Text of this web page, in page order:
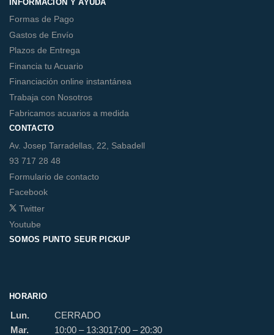
INFORMACIÓN Y AYUDA
Formas de Pago
Gastos de Envío
Plazos de Entrega
Financia tu Acuario
Financiación online instantánea
Trabaja con Nosotros
Fabricamos acuarios a medida
CONTACTO
Av. Josep Tarradellas, 22, Sabadell
93 717 28 48
Formulario de contacto
Facebook
Twitter
Youtube
SOMOS PUNTO SEUR PICKUP
HORARIO
Lun.
CERRADO
Mar.
10:00 – 13:3017:00 – 20:30